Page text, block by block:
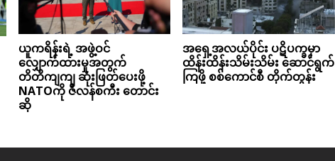
ယူကရိန်းရဲ့ အဖွဲ့ဝင်
လျှောက်ထားမှုအတွက်
တိတိကျကျ ဆုံးဖြတ်ပေးဖို့
NATOကို ဇီလန်စကီး တောင်း
ဆို
အရှေ့အလယ်ပိုင်း ပဋိပက္ခမှာ
ထိန်းထိန်းသိမ်းသိမ်း ဆောင်ရွက်
ကြဖို့ စစ်ကောင်စီ တိုက်တွန်း